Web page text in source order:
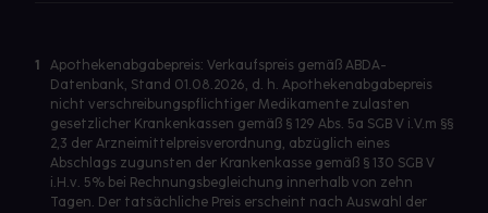
1
Apothekenabgabepreis: Verkaufspreis gemäß ABDA-
Datenbank, Stand 01.08.2026, d. h. Apothekenabgabepreis
nicht verschreibungspflichtiger Medikamente zulasten
gesetzlicher Krankenkassen gemäß § 129 Abs. 5a SGB V i.V.m §§
2,3 der Arzneimittelpreisverordnung, abzüglich eines
Abschlags zugunsten der Krankenkasse gemäß § 130 SGB V
i.H.v. 5% bei Rechnungsbegleichung innerhalb von zehn
Tagen. Der tatsächliche Preis erscheint nach Auswahl der